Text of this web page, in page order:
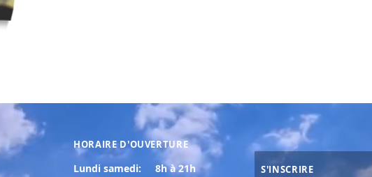
HORAIRE D'OUVERTURE
Lundi samedi:
8h à 21h
S'INSCRIRE